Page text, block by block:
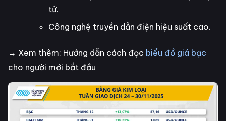
tử.
Công nghệ truyền dẫn điện hiệu suất cao.
→ Xem thêm: Hướng dẫn cách đọc biểu đồ giá bạc
cho người mới bắt đầu